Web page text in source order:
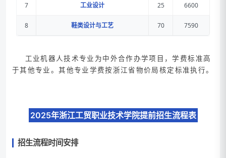
7 工业设计 25 6600
8 鞋类设计与工艺 70 7590
工业机器人技术专业为中外合作办学项目，学费标准高
于其他专业。其他专业学费按浙江省物价局核定标准执行。
2025年浙江工贸职业技术学院提前招生流程表
招生流程时间安排